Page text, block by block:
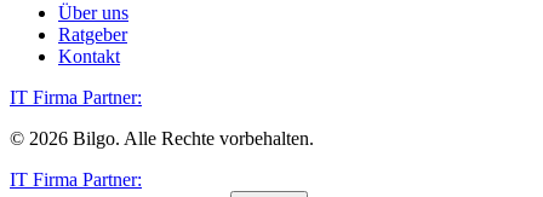
Über uns
Ratgeber
Kontakt
IT Firma Partner:
© 2026 Bilgo. Alle Rechte vorbehalten.
IT Firma Partner: